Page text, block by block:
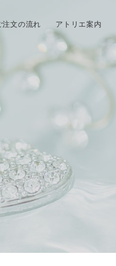
注文の流れ アトリエ案内